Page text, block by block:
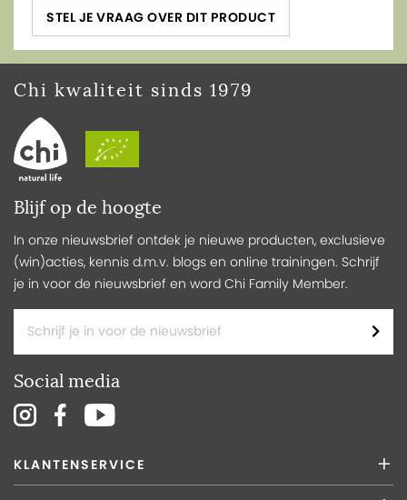
STEL JE VRAAG OVER DIT PRODUCT
Blijf op de hoogte
In onze nieuwsbrief ontdek je nieuwe producten, exclusieve
(win)acties, kennis d.m.v. blogs en online trainingen. Schrijf
je in voor de nieuwsbrief en word Chi Family Member.
Social media
Chi kwaliteit sinds 1979
KLANTENSERVICE